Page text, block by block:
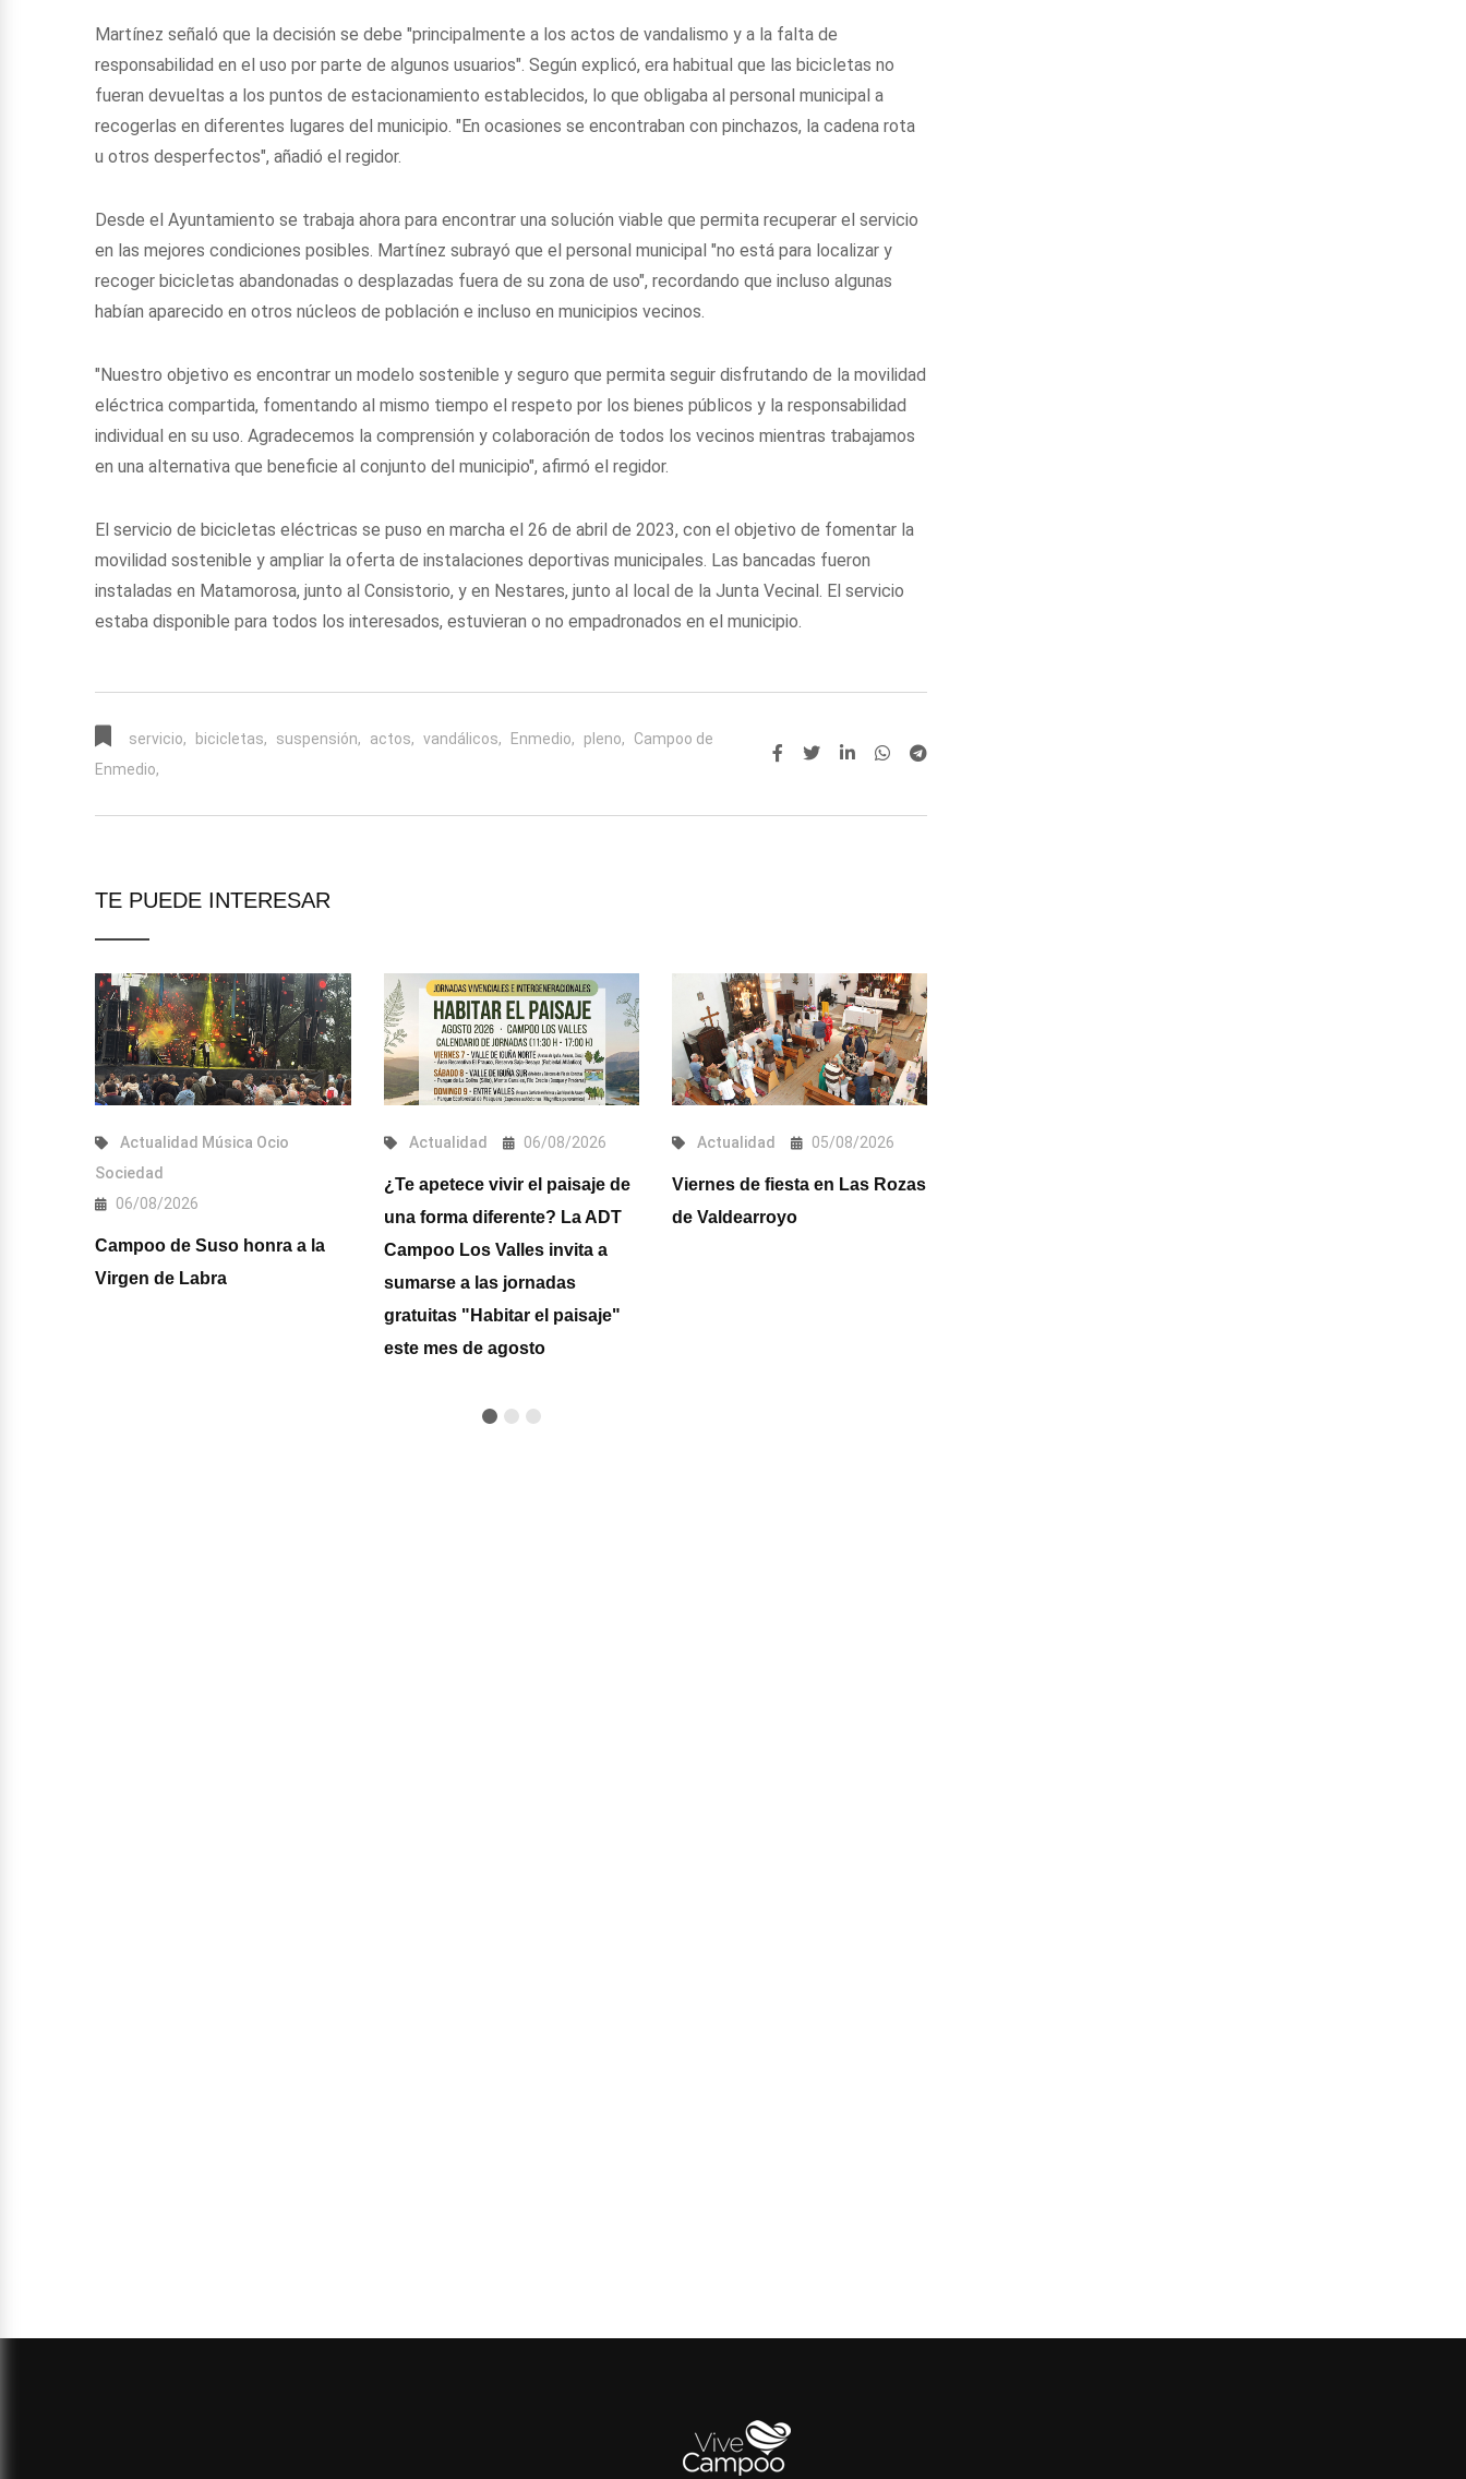
Martínez señaló que la decisión se debe "principalmente a los actos de vandalismo y a la falta de
responsabilidad en el uso por parte de algunos usuarios". Según explicó, era habitual que las bicicletas no
fueran devueltas a los puntos de estacionamiento establecidos, lo que obligaba al personal municipal a
recogerlas en diferentes lugares del municipio. "En ocasiones se encontraban con pinchazos, la cadena rota
u otros desperfectos", añadió el regidor.
Desde el Ayuntamiento se trabaja ahora para encontrar una solución viable que permita recuperar el servicio
en las mejores condiciones posibles. Martínez subrayó que el personal municipal "no está para localizar y
recoger bicicletas abandonadas o desplazadas fuera de su zona de uso", recordando que incluso algunas
habían aparecido en otros núcleos de población e incluso en municipios vecinos.
"Nuestro objetivo es encontrar un modelo sostenible y seguro que permita seguir disfrutando de la movilidad
eléctrica compartida, fomentando al mismo tiempo el respeto por los bienes públicos y la responsabilidad
individual en su uso. Agradecemos la comprensión y colaboración de todos los vecinos mientras trabajamos
en una alternativa que beneficie al conjunto del municipio", afirmó el regidor.
El servicio de bicicletas eléctricas se puso en marcha el 26 de abril de 2023, con el objetivo de fomentar la
movilidad sostenible y ampliar la oferta de instalaciones deportivas municipales. Las bancadas fueron
instaladas en Matamorosa, junto al Consistorio, y en Nestares, junto al local de la Junta Vecinal. El servicio
estaba disponible para todos los interesados, estuvieran o no empadronados en el municipio.
servicio, bicicletas, suspensión, actos, vandálicos, Enmedio, pleno,
Campoo de
Enmedio,
TE PUEDE INTERESAR
Actualidad Música Ocio
Sociedad
06/08/2026
Campoo de Suso honra a la
Virgen de Labra
Actualidad 06/08/2026
¿Te apetece vivir el paisaje de
una forma diferente? La ADT
Campoo Los Valles invita a
sumarse a las jornadas
gratuitas "Habitar el paisaje"
este mes de agosto
Actualidad 05/08/2026
Viernes de fiesta en Las Rozas
de Valdearroyo